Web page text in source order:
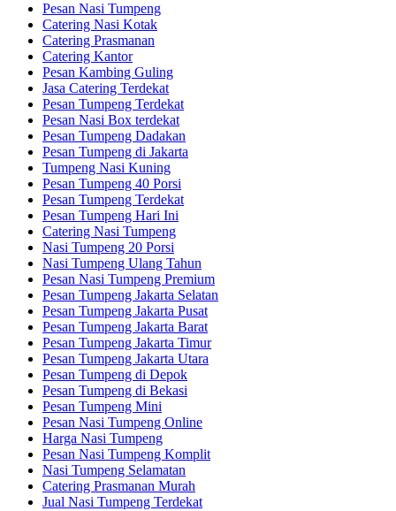
Pesan Nasi Tumpeng
Catering Nasi Kotak
Catering Prasmanan
Catering Kantor
Pesan Kambing Guling
Jasa Catering Terdekat
Pesan Tumpeng Terdekat
Pesan Nasi Box terdekat
Pesan Tumpeng Dadakan
Pesan Tumpeng di Jakarta
Tumpeng Nasi Kuning
Pesan Tumpeng 40 Porsi
Pesan Tumpeng Terdekat
Pesan Tumpeng Hari Ini
Catering Nasi Tumpeng
Nasi Tumpeng 20 Porsi
Nasi Tumpeng Ulang Tahun
Pesan Nasi Tumpeng Premium
Pesan Tumpeng Jakarta Selatan
Pesan Tumpeng Jakarta Pusat
Pesan Tumpeng Jakarta Barat
Pesan Tumpeng Jakarta Timur
Pesan Tumpeng Jakarta Utara
Pesan Tumpeng di Depok
Pesan Tumpeng di Bekasi
Pesan Tumpeng Mini
Pesan Nasi Tumpeng Online
Harga Nasi Tumpeng
Pesan Nasi Tumpeng Komplit
Nasi Tumpeng Selamatan
Catering Prasmanan Murah
Jual Nasi Tumpeng Terdekat